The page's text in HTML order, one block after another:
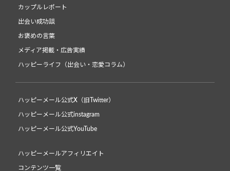
カップルレポート
出会い成功談
お褒めの言葉
メディア掲載・広告実績
ハッピーライフ（出会い・恋愛コラム）
ハッピーメール公式X（旧Twitter）
ハッピーメール公式instagram
ハッピーメール公式YouTube
ハッピーメールアフィリエイト
コンテンツ一覧